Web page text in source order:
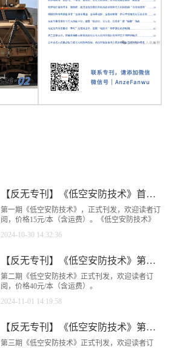
【反无专刊】《低空安防技术》首期正式上线
第一期《低空安防技术》，正式刊发，欢迎读者订
阅，价格15元/本（含运费）。《低空安防技术》
供高价值无人机反制科技情报信息，如有不妥之
途。
2024-10-30 14:32:36
【反无专刊】《低空安防技术》第二期正式上线
第二期《低空安防技术》正式刊发，欢迎读者订
阅，价格40元/本（含运费）。
2024-11-01 14:19:58
【反无专刊】《低空安防技术》第三期上线
第三期《低空安防技术》正式刊发，欢迎读者订